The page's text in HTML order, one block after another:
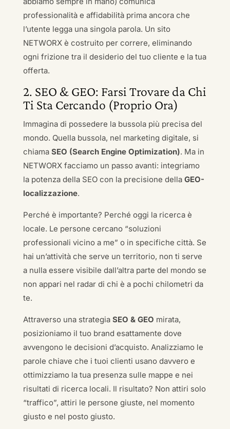
professionalità e affidabilità prima ancora che
l’utente legga una singola parola. Un sito
NETWORX è costruito per correre, eliminando
ogni frizione tra il desiderio del tuo cliente e la tua
offerta.
2. SEO & GEO: Farsi Trovare da Chi
Ti Sta Cercando (Proprio Ora)
Immagina di possedere la bussola più precisa del
mondo. Quella bussola, nel marketing digitale, si
chiama SEO (Search Engine Optimization). Ma in
NETWORX facciamo un passo avanti: integriamo
la potenza della SEO con la precisione della GEO-
localizzazione.
Perché è importante? Perché oggi la ricerca è
locale. Le persone cercano “soluzioni
professionali vicino a me” o in specifiche città. Se
hai un’attività che serve un territorio, non ti serve
a nulla essere visibile dall’altra parte del mondo se
non appari nel radar di chi è a pochi chilometri da
te.
Attraverso una strategia SEO & GEO mirata,
posizioniamo il tuo brand esattamente dove
avvengono le decisioni d’acquisto. Analizziamo le
parole chiave che i tuoi clienti usano davvero e
ottimizziamo la tua presenza sulle mappe e nei
risultati di ricerca locali. Il risultato? Non attiri solo
“traffico”, attiri le persone giuste, nel momento
giusto e nel posto giusto.